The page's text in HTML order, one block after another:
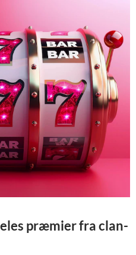
præmier fra clan-